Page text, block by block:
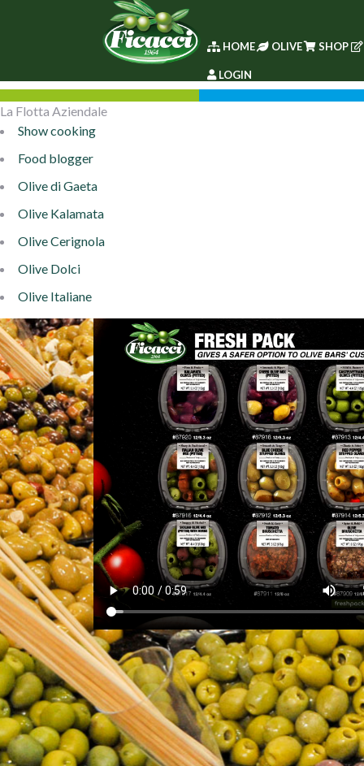
HOME OLIVE SHOP
LOGIN
La Flotta Aziendale
Show cooking
Food blogger
Olive di Gaeta
Olive Kalamata
Olive Cerignola
Olive Dolci
Olive Italiane